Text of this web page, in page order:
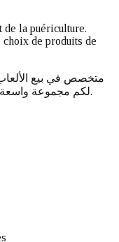
de la puériculture.
de produits de
متخصص في بيع
لكم مجموعة واسعة من المنتجات عالية الجودة بأسعار معقولة.